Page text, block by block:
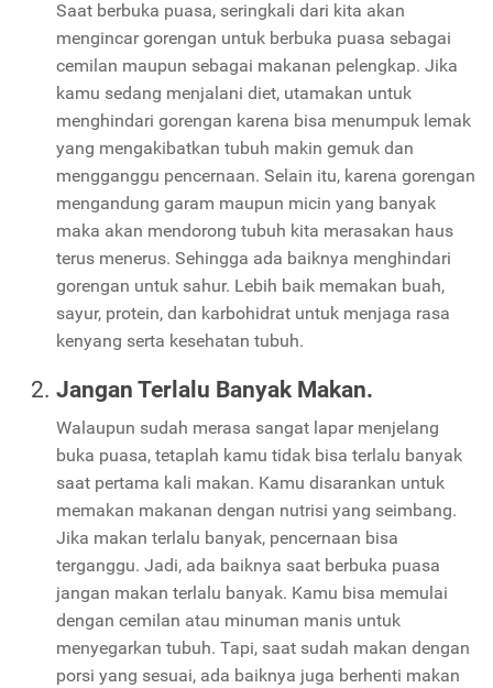
Saat berbuka puasa, seringkali dari kita akan
mengincar gorengan untuk berbuka puasa sebagai
cemilan maupun sebagai makanan pelengkap. Jika
kamu sedang menjalani diet, utamakan untuk
menghindari gorengan karena bisa menumpuk lemak
yang mengakibatkan tubuh makin gemuk dan
mengganggu pencernaan. Selain itu, karena gorengan
mengandung garam maupun micin yang banyak
maka akan mendorong tubuh kita merasakan haus
terus menerus. Sehingga ada baiknya menghindari
gorengan untuk sahur. Lebih baik memakan buah,
sayur, protein, dan karbohidrat untuk menjaga rasa
kenyang serta kesehatan tubuh.
Jangan Terlalu Banyak Makan.
Walaupun sudah merasa sangat lapar menjelang
buka puasa, tetaplah kamu tidak bisa terlalu banyak
saat pertama kali makan. Kamu disarankan untuk
memakan makanan dengan nutrisi yang seimbang.
Jika makan terlalu banyak, pencernaan bisa
terganggu. Jadi, ada baiknya saat berbuka puasa
jangan makan terlalu banyak. Kamu bisa memulai
dengan cemilan atau minuman manis untuk
menyegarkan tubuh. Tapi, saat sudah makan dengan
porsi yang sesuai, ada baiknya juga berhenti makan